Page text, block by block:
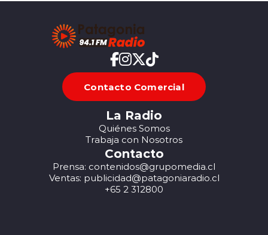
Contacto Comercial
La Radio
Quiénes Somos
Trabaja con Nosotros
Contacto
Prensa: contenidos@grupomedia.cl
Ventas: publicidad@patagoniaradio.cl
+65 2 312800